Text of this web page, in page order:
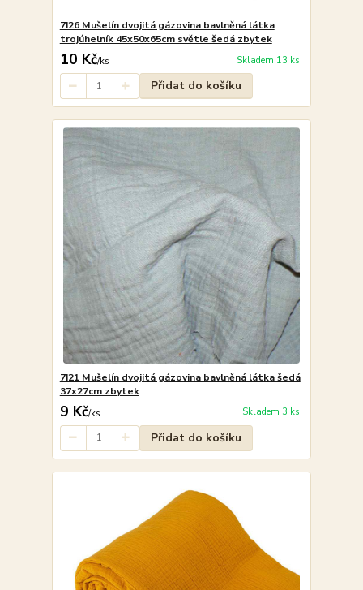
7I26 Mušelín dvojitá gázovina bavlněná látka
trojúhelník 45x50x65cm světle šedá zbytek
10 Kč/ks Skladem 13 ks
Přidat do košíku
7I21 Mušelín dvojitá gázovina bavlněná látka šedá
37x27cm zbytek
9 Kč/ks Skladem 3 ks
Přidat do košíku